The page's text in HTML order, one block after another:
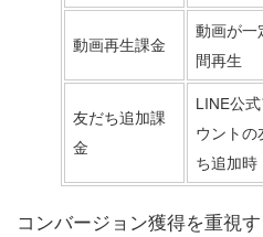
動画再生課金
動画が一
間再生
友だち追加課
金
LINE公
ウントの
ち追加時
コンバージョン獲得を重視